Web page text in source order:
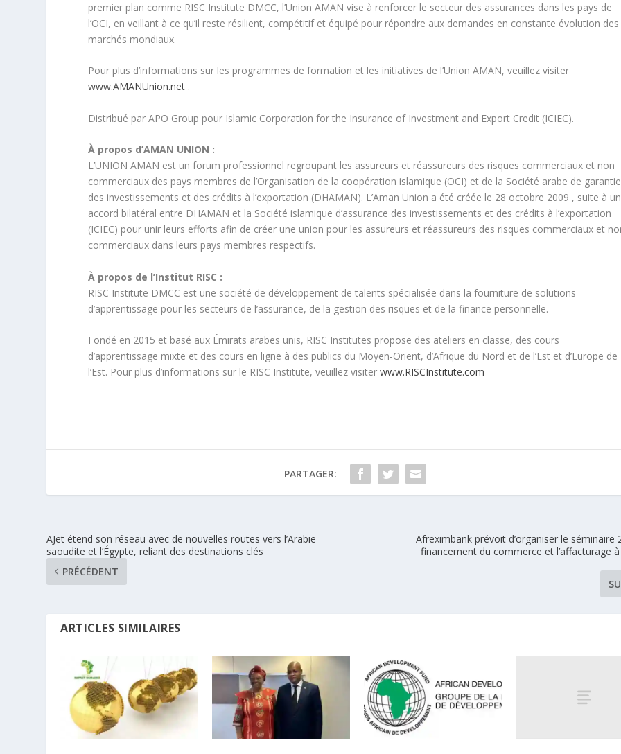
premier plan comme RISC Institute DMCC, l’Union AMAN vise à renforcer le secteur des assurances dans les pays de
l’OCI, en veillant à ce qu’il reste résilient, compétitif et équipé pour répondre aux demandes en constante évolution des
marchés mondiaux.
Pour plus d’informations sur les programmes de formation et les initiatives de l’Union AMAN, veuillez visiter
www.AMANUnion.net .
Distribué par APO Group pour Islamic Corporation for the Insurance of Investment and Export Credit (ICIEC).
À propos d’AMAN UNION :
L’UNION AMAN est un forum professionnel regroupant les assureurs et réassureurs des risques commerciaux et non
commerciaux des pays membres de l’Organisation de la coopération islamique (OCI) et de la Société arabe de garantie
des investissements et des crédits à l’exportation (DHAMAN). L’Aman Union a été créée le 28 octobre 2009 , suite à un
accord bilatéral entre DHAMAN et la Société islamique d’assurance des investissements et des crédits à l’exportation
(ICIEC) pour unir leurs efforts afin de créer une union pour les assureurs et réassureurs des risques commerciaux et
commerciaux dans leurs pays membres respectifs.
À propos de l’Institut RISC :
RISC Institute DMCC est une société de développement de talents spécialisée dans la fourniture de solutions
d’apprentissage pour les secteurs de l’assurance, de la gestion des risques et de la finance personnelle.
Fondé en 2015 et basé aux Émirats arabes unis, RISC Institutes propose des ateliers en classe, des cours
d’apprentissage mixte et des cours en ligne à des publics du Moyen-Orient, d’Afrique du Nord et de l’Est et d’Europe de
l’Est. Pour plus d’informations sur le RISC Institute, veuillez visiterwww.RISCInstitute.com
PARTAGER:
AJet étend son réseau avec de nouvelles routes vers l’Arabie
saoudite et l’Égypte, reliant des destinations clés
PRÉCÉDENT
Afreximbank prévoit d’organiser le séminaire
financement du commerce et l’affacturage
ARTICLES SIMILAIRES